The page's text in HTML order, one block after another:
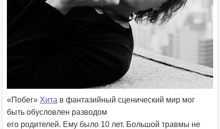
«Побег» Хита в фантазийный сценический мир мог
быть обусловлен разводом
его родителей. Ему было 10 лет. Большой травмы не